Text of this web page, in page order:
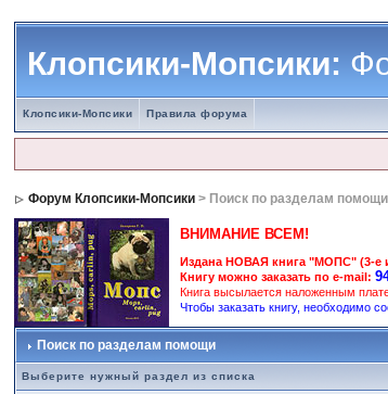
Клопсики-Мопсики:
Клопсики-Мопсики Правила форума
Форум Клопсики-Мопсики > Поиск по разделам помощи
ВНИМАНИЕ ВСЕМ!
Издана НОВАЯ книга "МОПС" (3-е
Книгу можно заказать по e-mail:
Книга высылается наложенным
Чтобы заказать книгу, необходимо
Поиск по разделам помощи
Выберите нужный раздел из списка